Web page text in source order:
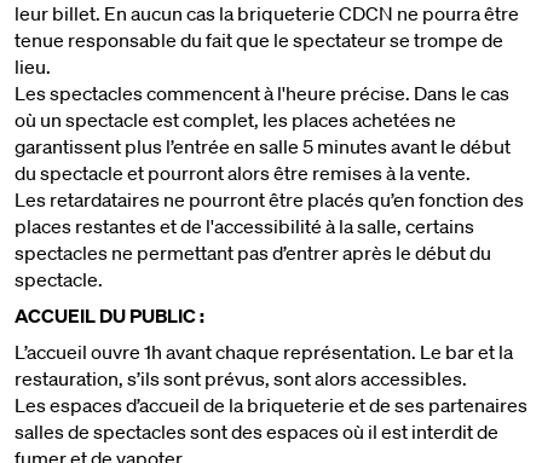
leur billet. En aucun cas la briqueterie CDCN ne pourra être
tenue responsable du fait que le spectateur se trompe de
lieu.
Les spectacles commencent à l'heure précise. Dans le cas
où un spectacle est complet, les places achetées ne
garantissent plus l’entrée en salle 5 minutes avant le début
du spectacle et pourront alors être remises à la vente.
Les retardataires ne pourront être placés qu’en fonction des
places restantes et de l'accessibilité à la salle, certains
spectacles ne permettant pas d’entrer après le début du
spectacle.
ACCUEIL DU PUBLIC :
L’accueil ouvre 1h avant chaque représentation. Le bar et la
restauration, s’ils sont prévus, sont alors accessibles.
Les espaces d’accueil de la briqueterie et de ses partenaires
salles de spectacles sont des espaces où il est interdit de
fumer et de vapoter.